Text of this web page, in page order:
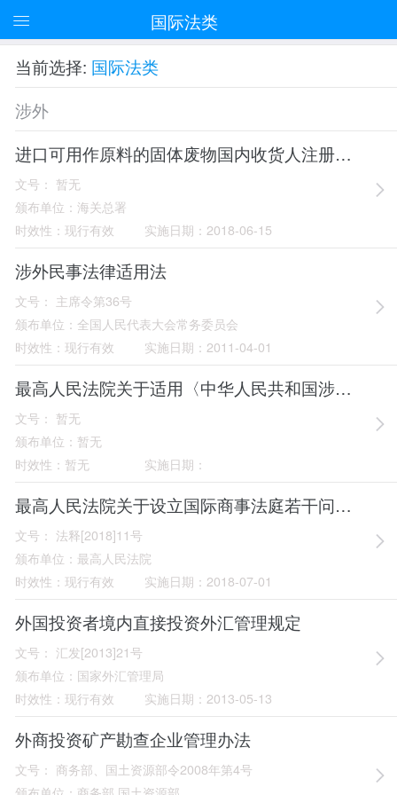
国际法类
当前选择: 国际法类
涉外
进口可用作原料的固体废物国内收货人注册登记管理实施细则
文号： 暂无
颁布单位： 海关总署
时效性： 现行有效 实施日期： 2018-06-15
涉外民事法律适用法
文号： 主席令第36号
颁布单位： 全国人民代表大会常务委员会
时效性： 现行有效 实施日期： 2011-04-01
最高人民法院关于适用〈中华人民共和国涉外民事关系法律适用法〉若干问题的解释(一)
文号： 暂无
颁布单位： 暂无
时效性： 暂无 实施日期：
最高人民法院关于设立国际商事法庭若干问题的规定
文号： 法释[2018]11号
颁布单位： 最高人民法院
时效性： 现行有效 实施日期： 2018-07-01
外国投资者境内直接投资外汇管理规定
文号： 汇发[2013]21号
颁布单位： 国家外汇管理局
时效性： 现行有效 实施日期： 2013-05-13
外商投资矿产勘查企业管理办法
文号： 商务部、国土资源部令2008年第4号